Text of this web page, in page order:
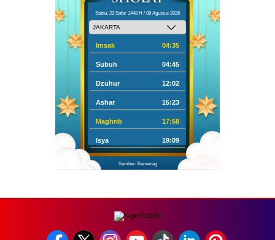
Sabtu, 23 Safar 1448 H / 08 Agustus 2026
Imsak 04:35
Subuh 04:45
Dzuhur 12:02
Ashar 15:23
Maghrib 17:58
Isya 19:09
Sumber: Kemenag